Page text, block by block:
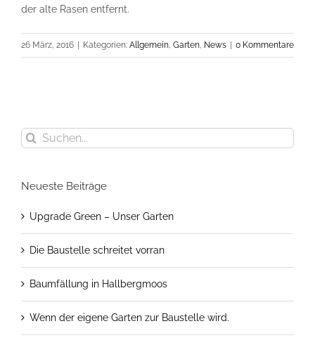
der alte Rasen entfernt.
26 März, 2016 | Kategorien: Allgemein Garten News | 0 Kommentare
Suche
Neueste Beiträge
Upgrade Green – Unser Garten
Die Baustelle schreitet vorran
Baumfällung in Hallbergmoos
Wenn der eigene Garten zur Baustelle wird.